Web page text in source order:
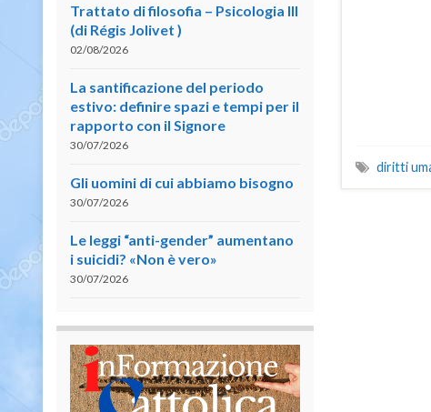
diritti
Trattato di filosofia – Psicologia III
(di Régis Jolivet )
02/08/2026
La santificazione del periodo
estivo: definire spazi e tempi per il
rapporto con il Signore
30/07/2026
Gli uomini di cui abbiamo bisogno
30/07/2026
Le leggi “anti-gender” aumentano
i suicidi? «Non è vero»
30/07/2026